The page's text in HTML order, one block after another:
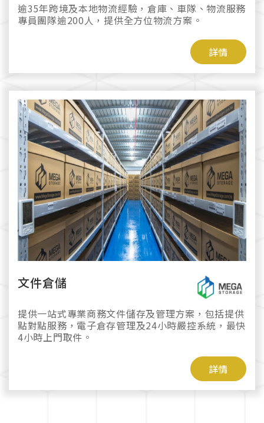
逾35年跨境及本地物流經驗，倉庫、車隊、物流服務
專員團隊逾200人，提供全方位物流方案。
詳情
文件倉儲
提供一站式專業商務文件儲存及管理方案，包括提供
點對點服務，電子倉存管理及24小時嚴控系統，最快
4小時上門取件。
詳情